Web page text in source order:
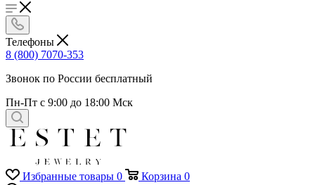
Телефоны
8 (800) 7070-353
Звонок по России бесплатный
Пн-Пт с 9:00 до 18:00 Мск
Избранные товары 0 Корзина 0